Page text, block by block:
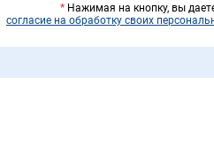
* Нажимая на кнопку, вы
согласие на обработку своих